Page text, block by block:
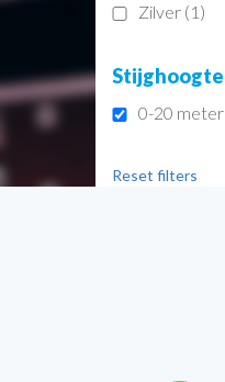
Zilver (1)
Stijghoogte
0-20 meter
Reset filters